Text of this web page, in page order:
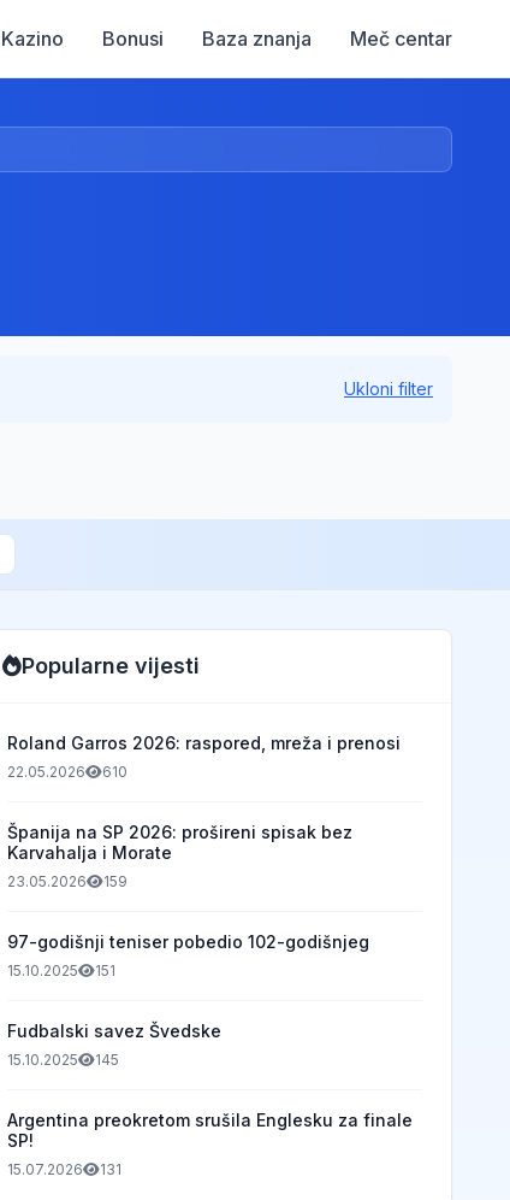
Kazino Bonusi Baza znanja Meč centar
Ukloni filter
Popularne vijesti
Roland Garros 2026: raspored, mreža i prenosi
22.05.2026 610
Španija na SP 2026: prošireni spisak bez
Karvahalja i Morate
23.05.2026 159
97-godišnji teniser pobedio 102-godišnjeg
15.10.2025 151
Fudbalski savez Švedske
15.10.2025 145
Argentina preokretom srušila Englesku za finale
SP!
15.07.2026 131